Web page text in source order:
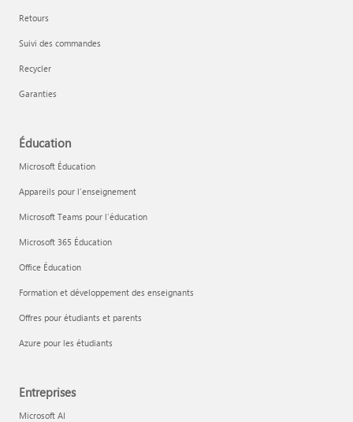
Retours
Suivi des commandes
Recycler
Garanties
Éducation
Microsoft Éducation
Appareils pour l’enseignement
Microsoft Teams pour l’éducation
Microsoft 365 Éducation
Office Éducation
Formation et développement des enseignants
Offres pour étudiants et parents
Azure pour les étudiants
Entreprises
Microsoft AI